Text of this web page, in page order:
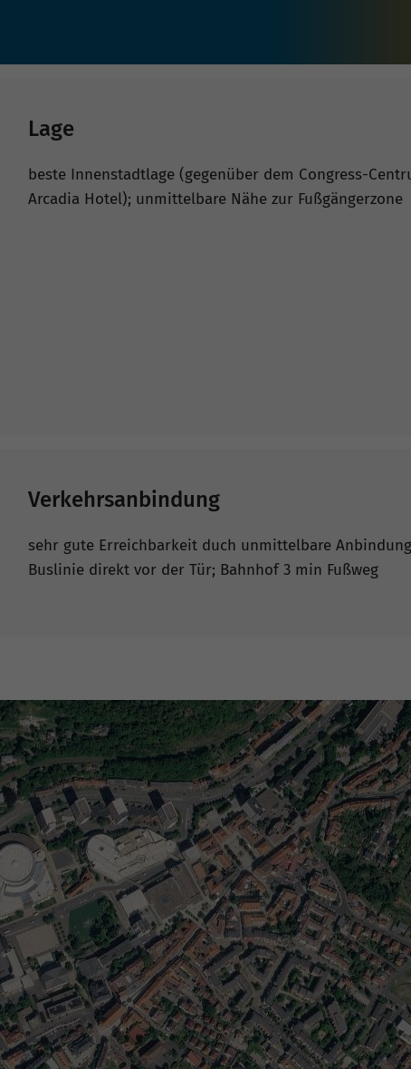
Lage
beste Innenstadtlage (gegenüber dem Congress-
Arcadia Hotel); unmittelbare Nähe zur Fußgängerzone
Verkehrsanbindung
sehr gute Erreichbarkeit duch unmittelbare Anbindung
Buslinie direkt vor der Tür; Bahnhof 3 min Fußweg